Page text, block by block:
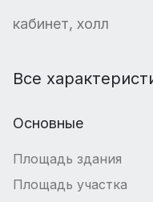
кабинет, холл
Все
Основные
Площадь здания
Площадь участка